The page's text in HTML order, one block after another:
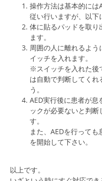
操作方法は基本的には
従い行いますが、以下
体に貼るパッドを取り
ます。
周囲の人に離れるよ
イッチを入れます。
※スイッチを入れた後
は自動で判断してくれ
う。
AED実行後に患者が息
ックが必要ないと判
す。
また、AEDを行って
を開始して下さい。
以上です。